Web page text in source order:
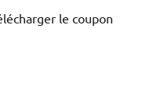
le coupon